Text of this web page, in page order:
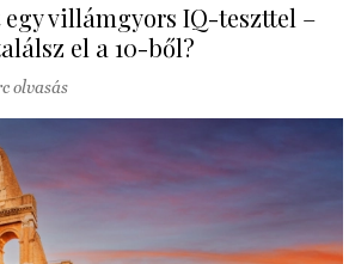
egy villámgyors IQ-teszttel –
el a 10-ből?
olvasás